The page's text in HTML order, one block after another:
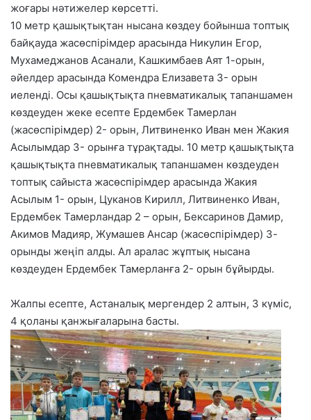
жоғары нәтижелер көрсетті.
10 метр қашықтықтан нысана көздеу бойынша топтық
байқауда жасөспірімдер арасында Никулин Егор,
Мухамеджанов Асанали, Кашкимбаев Аят 1-орын,
әйелдер арасында Комендра Елизавета 3- орын
иеленді. Осы қашықтықта пневматикалық тапаншамен
көздеуден жеке есепте Ердембек Тамерлан
(жасөспірімдер) 2- орын, Литвиненко Иван мен Жакия
Асылымдар 3- орынға тұрақтады. 10 метр қашықтықта
қашықтықта пневматикалық тапаншамен көздеуден
топтық сайыста жасөспірімдер арасында Жакия
Асылым 1- орын, Цуканов Кирилл, Литвиненко Иван,
Ердембек Тамерландар 2 – орын, Бексаринов Дамир,
Акимов Мадияр, Жумашев Ансар (жасөспірімдер) 3-
орынды жеңіп алды. Ал аралас жұптық нысана
көздеуден Ердембек Тамерланға 2- орын бұйырды.
Жалпы есепте, Астаналық мергендер 2 алтын, 3 күміс,
4 қоланы қанжығаларына басты.